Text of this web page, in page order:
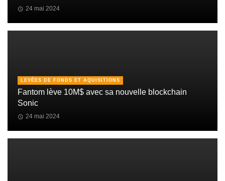
24 mai 2024
LEVÉES DE FONDS ET AQUISITIONS
Fantom lève 10M$ avec sa nouvelle blockchain
Sonic
24 mai 2024